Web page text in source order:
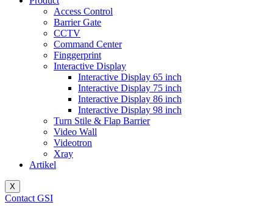
Access Control
Barrier Gate
CCTV
Command Center
Finggerprint
Interactive Display
Interactive Display 65 inch
Interactive Display 75 inch
Interactive Display 86 inch
Interactive Display 98 inch
Turn Stile & Flap Barrier
Video Wall
Videotron
Xray
Artikel
X
Contact GSI